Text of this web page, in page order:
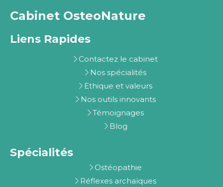
Cabinet OsteoNature
Liens Rapides
Contactez le cabinet
Nos spécialités
Ethique et valeurs
Nos outils innovants
Témoignages
Blog
Spécialités
Ostéopathie
Réflexes archaïques